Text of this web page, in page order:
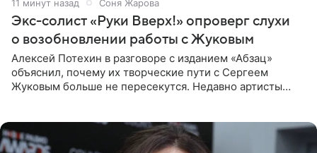
11 минут назад Соня Жарова
Экс-солист «Руки Вверх!» опроверг слухи
о возобновлении работы с Жуковым
Алексей Потехин в разговоре с изданием «Абзац»
объяснил, почему их творческие пути с Сергеем
Жуковым больше не пересекутся. Недавно артисты